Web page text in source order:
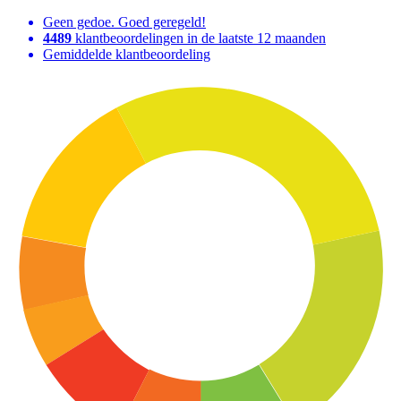
Geen gedoe. Goed geregeld!
4489 klantbeoordelingen in de laatste 12 maanden
Gemiddelde klantbeoordeling